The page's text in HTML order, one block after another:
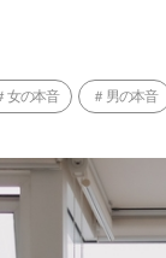
女の本音 男の本音